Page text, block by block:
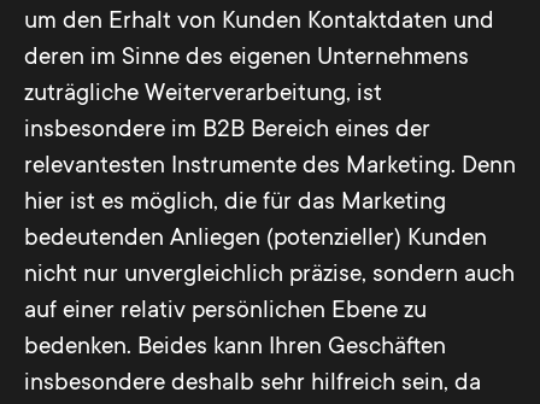
um den Erhalt von Kunden Kontaktdaten und
deren im Sinne des eigenen Unternehmens
zuträgliche Weiterverarbeitung, ist
insbesondere im B2B Bereich eines der
relevantesten Instrumente des Marketing. Denn
hier ist es möglich, die für das Marketing
bedeutenden Anliegen (potenzieller) Kunden
nicht nur unvergleichlich präzise, sondern auch
auf einer relativ persönlichen Ebene zu
bedenken. Beides kann Ihren Geschäften
insbesondere deshalb sehr hilfreich sein, da